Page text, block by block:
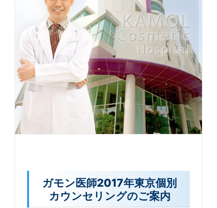
ガモン医師2017年東京個別
カウンセリングのご案内